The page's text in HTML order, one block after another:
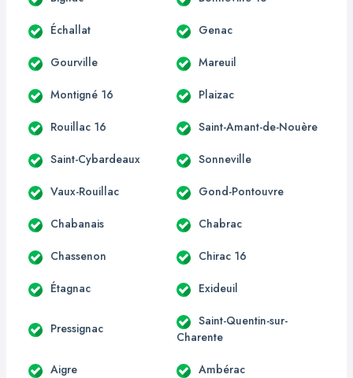
Échallat Genac
Gourville Mareuil
Montigné 16 Plaizac
Rouillac 16 Saint-Amant-de-Nouère
Saint-Cybardeaux Sonneville
Vaux-Rouillac Gond-Pontouvre
Chabanais Chabrac
Chassenon Chirac 16
Étagnac Exideuil
Pressignac
Saint-Quentin-sur-
Charente
Aigre Ambérac